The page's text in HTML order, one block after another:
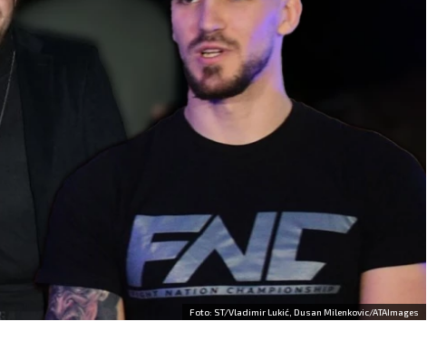
Foto: ST/Vladimir Lukić, Dusan Milenkovic/ATAImages